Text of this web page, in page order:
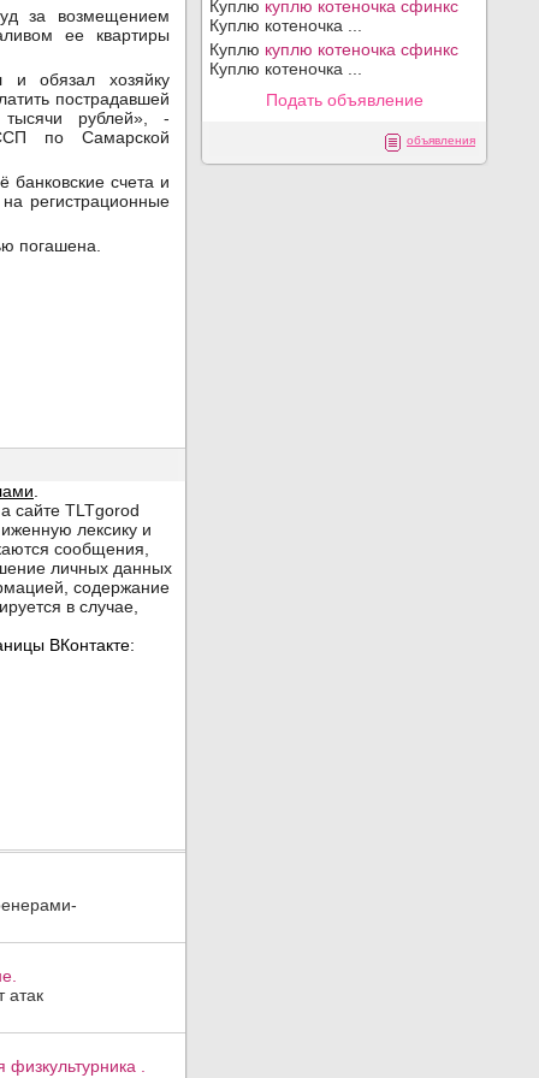
за возмещением
ее квартиры
и обязал хозяйку
пострадавшей
рублей», -
по Самарской
банковские счета и
регистрационные
погашена.
атак
.
Куплю куплю котеночка сфинкс
Куплю котеночка ...
Куплю куплю котеночка сфинкс
Куплю котеночка ...
Подать объявление
объявления